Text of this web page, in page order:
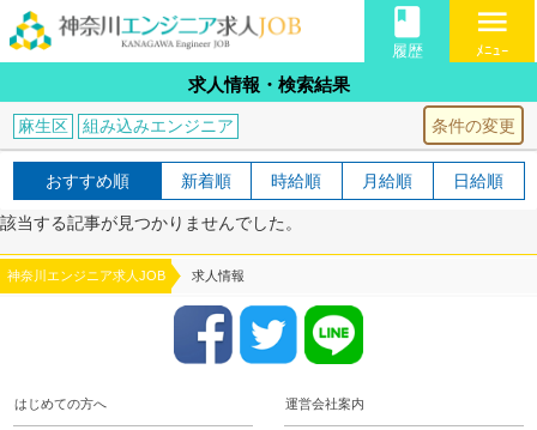
book
履歴
menu
ﾒﾆｭｰ
求人情報・検索結果
条件の変更
麻生区 組み込みエンジニア
おすすめ順 新着順 時給順 月給順 日給順
該当する記事が見つかりませんでした。
神奈川エンジニア求人JOB 求人情報
はじめての方へ 運営会社案内